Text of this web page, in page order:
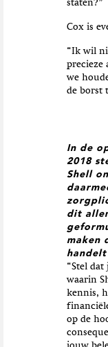
staten?”
Cox is
“Ik wil
precieze
we
de borst
In de
2018
Shell
dit
maken
“Stel
waarin
kennis,
op de